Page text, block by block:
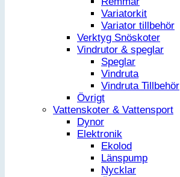
Variatorkit
Variator tillbehör
Verktyg Snöskoter
Vindrutor & speglar
Speglar
Vindruta
Vindruta Tillbehör
Övrigt
Vattenskoter & Vattensport
Dynor
Elektronik
Ekolod
Länspump
Nycklar